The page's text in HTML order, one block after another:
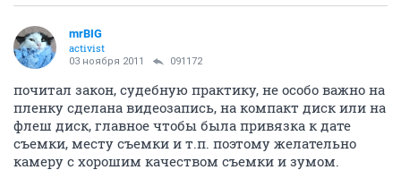
mrBIG
activist
03 ноября 2011 091172
почитал закон, судебную практику, не особо важно на
пленку сделана видеозапись, на компакт диск или на
флеш диск, главное чтобы была привязка к дате
съемки, месту съемки и т.п. поэтому желательно
камеру с хорошим качеством съемки и зумом.